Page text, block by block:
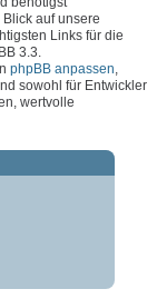
auf unsere
Links für die
3.3.
phpBB anpassen
sowohl für Entwickler
wertvolle